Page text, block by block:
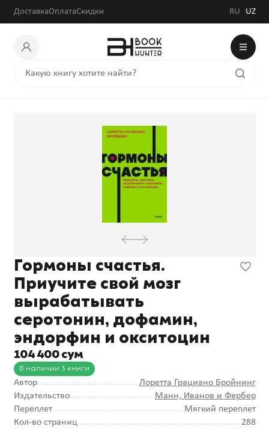
ДоставкаОплатаСкидки RU UZ
Гормоны счастья.
Приучите свой мозг
вырабатывать
серотонин, дофамин,
эндорфин и окситоцин
104 400 сум
В наличии 3 книги
Автор
Лоретта Грациано Бройнинг
Издательство
Манн, Иванов и Фербер
Переплет
Мягкий переплет
Кол-во страниц
288